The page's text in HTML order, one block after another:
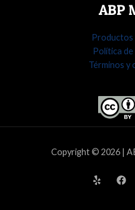
ABP
Productos
Política de
Términos y
Copyright © 2026 |